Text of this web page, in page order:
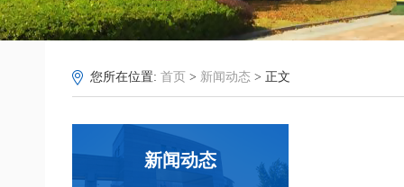
您所在位置: 首页 > 新闻动态 > 正文
新闻动态